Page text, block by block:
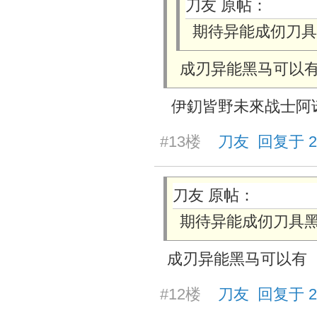
刀友 原帖：
期待异能成仞刀
成刃异能黑马可以
伊釖皆野未來战士阿
#13楼 刀友 回复于
刀友 原帖：
期待异能成仞刀具
成刃异能黑马可以有
#12楼 刀友 回复于